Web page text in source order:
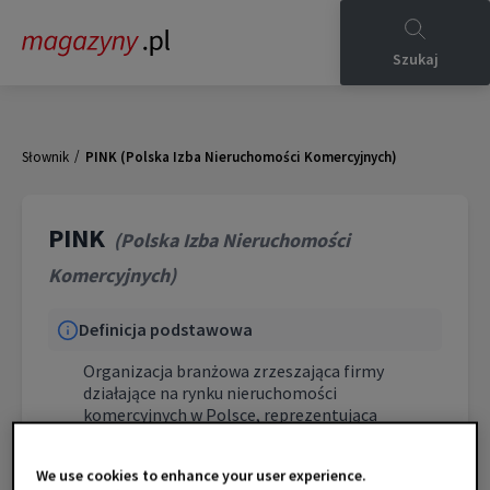
Szukaj
Słownik / PINK (Polska Izba Nieruchomości Komercyjnych)
PINK (Polska Izba Nieruchomości
Komercyjnych)
Definicja podstawowa
Organizacja branżowa zrzeszająca firmy
działające na rynku nieruchomości
komercyjnych w Polsce, reprezentująca
We use cookies to enhance your user experience.